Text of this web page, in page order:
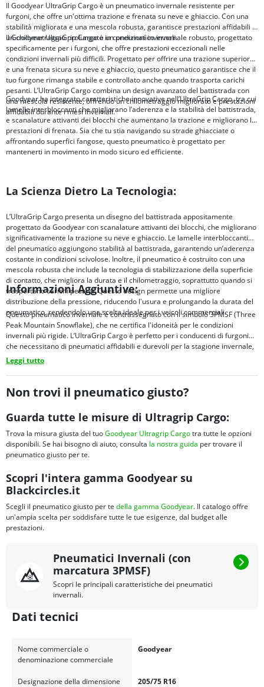
Il Goodyear UltraGrip Cargo è un pneumatico invernale resistente per
furgoni, che offre un'ottima trazione e frenata su neve e ghiaccio. Con una
stabilità migliorata e una mescola robusta, garantisce prestazioni affidabili e
un chilometraggio prolungato in condizioni invernali.
Il Goodyear UltraGrip Cargo è un pneumatico invernale robusto, progettato
specificamente per i furgoni, che offre prestazioni eccezionali nelle
condizioni invernali più difficili. Progettato per offrire una trazione superiore
e una frenata sicura su neve e ghiaccio, questo pneumatico garantisce che il
tuo furgone rimanga stabile e controllato anche quando trasporta carichi
pesanti. L’UltraGrip Cargo combina un design avanzato del battistrada con
una mescola resistente, offrendo un chilometraggio migliorato e prestazioni
affidabili durante i mesi invernali.
Goodyear ha integrato caratteristiche innovative nell’UltraGrip Cargo, tra cui
lamelle interbloccanti che migliorano l’aderenza e la stabilità del battistrada,
e scanalature attivanti dei blocchi che aumentano la trazione e migliorano le
prestazioni di frenata. Sia che tu stia navigando su strade ghiacciate o
affrontando superfici fangose, questo pneumatico è progettato per
mantenerti in movimento in modo sicuro ed efficiente.
La Scienza Dietro La Tecnologia:
L’UltraGrip Cargo presenta un disegno del battistrada appositamente
progettato da Goodyear con scanalature attivanti dei blocchi, che migliorano
significativamente la trazione su neve e ghiaccio. Le lamelle interbloccanti
del pneumatico aggiungono stabilità al battistrada, garantendo un’aderenza
costante in condizioni scivolose. Inoltre, il pneumatico è costruito con una
mescola robusta che include la tecnologia di stabilizzazione della superficie
di contatto, che migliora la durata e il chilometraggio, soprattutto quando si
trasportano carichi pesanti. Questo design permette una migliore
distribuzione della pressione, riducendo l'usura e prolungando la durata del
pneumatico, rendendolo una scelta ideale per i veicoli commerciali.
Informazioni Aggiuntive:
Questo pneumatico invernale è contrassegnato con il simbolo 3PMSF (Three
Peak Mountain Snowflake), che ne certifica l'idoneità per le condizioni
invernali più rigide. L’UltraGrip Cargo è perfetto per i conducenti di furgoni
che necessitano di pneumatici affidabili e durevoli per la stagione invernale,
offrendo sicurezza e prestazioni in climi freddi.
Leggi tutto
Non trovi il pneumatico giusto?
Guarda tutte le misure di Ultragrip Cargo:
Trova la misura giusta del tuoGoodyear Ultragrip Cargotra tutte le opzioni
disponibili. Se hai bisogno di aiuto, consulta la nostra guida per trovare il
pneumatico giusto per te.
Scopri l'intera gamma Goodyear su
Blackcircles.it
Scegli il pneumatico giusto per te della gamma Goodyear. Il catalogo offre
un'ampia scelta per soddisfare tutte le tue esigenze, dal budget alle
prestazioni.
Pneumatici Invernali (con
marcatura 3PMSF)
Scopri le principali caratteristiche dei pneumatici
invernali.
Dati tecnici
Nome commerciale o
denominazione commerciale
Goodyear
Designazione della dimensione 205/75 R16